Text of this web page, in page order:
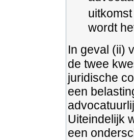
wordt
In geval (ii)
de twee
juridische
een
Uiteindelijk
een